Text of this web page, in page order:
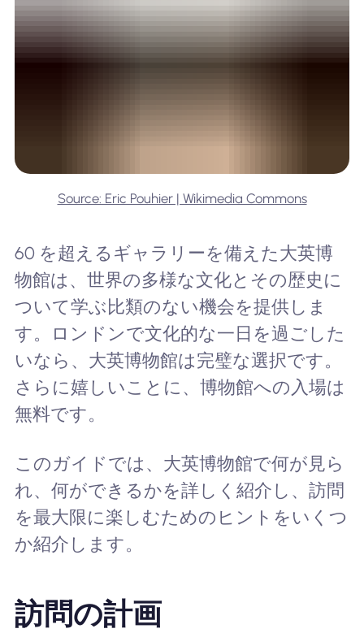
Source: Eric Pouhier | Wikimedia Commons
60 を超えるギャラリーを備えた大英博
物館は、世界の多様な文化とその歴史に
ついて学ぶ比類のない機会を提供しま
す。ロンドンで文化的な一日を過ごした
いなら、大英博物館は完璧な選択です。
さらに嬉しいことに、博物館への入場は
無料です。
このガイドでは、大英博物館で何が見ら
れ、何ができるかを詳しく紹介し、訪問
を最大限に楽しむためのヒントをいくつ
か紹介します。
訪問の計画